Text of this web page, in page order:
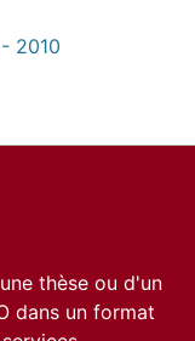
2010
thèse ou d'un
dans un format